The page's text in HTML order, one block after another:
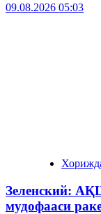
09.08.2026 05:03
Зеленский:
мудофааси